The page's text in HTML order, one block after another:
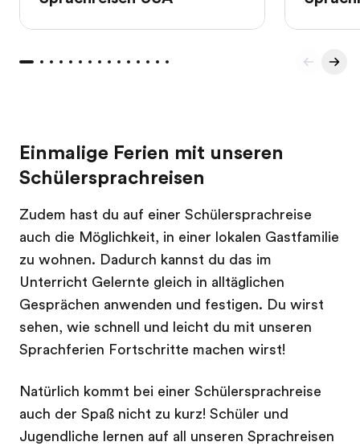
Einmalige Ferien mit unseren
Schülersprachreisen
Zudem hast du auf einer Schülersprachreise
auch die Möglichkeit, in einer lokalen Gastfamilie
zu wohnen. Dadurch kannst du das im
Unterricht Gelernte gleich in alltäglichen
Gesprächen anwenden und festigen. Du wirst
sehen, wie schnell und leicht du mit unseren
Sprachferien Fortschritte machen wirst!
Natürlich kommt bei einer Schülersprachreise
auch der Spaß nicht zu kurz! Schüler und
Jugendliche lernen auf all unseren Sprachreisen